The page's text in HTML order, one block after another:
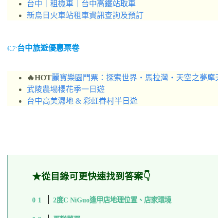
台中｜租機車｜台中高鐵站取車
新烏日火車站租車資訊查詢及預訂
👉台中旅遊優惠票卷
🔥HOT麗寶樂園門票：探索世界・馬拉灣・天空之夢摩
武陵農場櫻花季一日遊
台中高美濕地 & 彩虹眷村半日遊
★從目錄可更快速找到答案👇
2度C NiGuo逢甲店地理位置、店家環境